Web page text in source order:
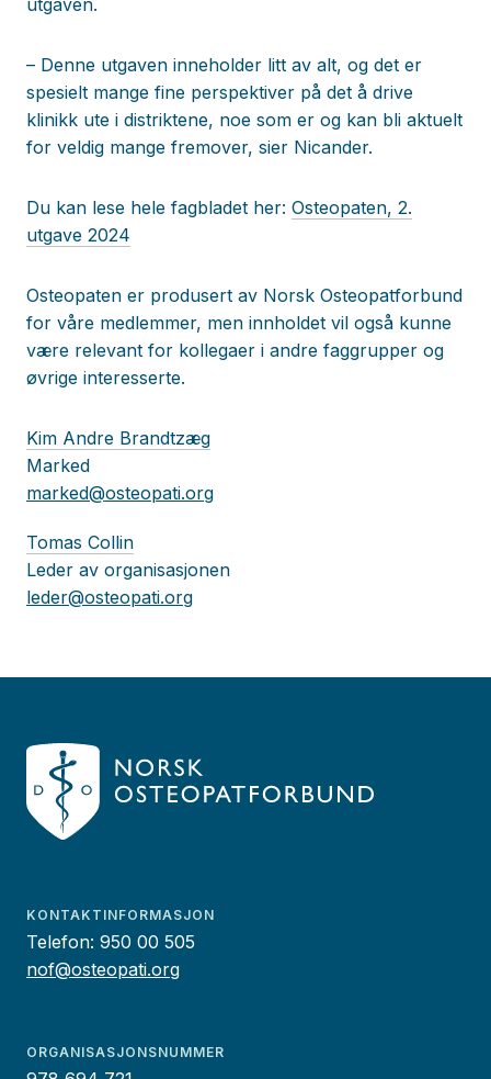
utgaven.
– Denne utgaven inneholder litt av alt, og det er
spesielt mange fine perspektiver på det å drive
klinikk ute i distriktene, noe som er og kan bli aktuelt
for veldig mange fremover, sier Nicander.
Du kan lese hele fagbladet her: Osteopaten, 2.
utgave 2024
Osteopaten er produsert av Norsk Osteopatforbund
for våre medlemmer, men innholdet vil også kunne
være relevant for kollegaer i andre faggrupper og
øvrige interesserte.
Kim Andre Brandtzæg
Marked
marked@osteopati.org
Tomas Collin
Leder av organisasjonen
leder@osteopati.org
KONTAKTINFORMASJON
Telefon: 950 00 505
nof@osteopati.org
ORGANISASJONSNUMMER